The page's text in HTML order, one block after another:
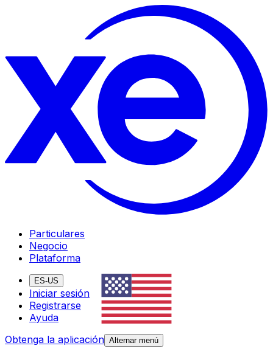
Particulares
Negocio
Plataforma
ES-US
Iniciar sesión
Registrarse
Ayuda
Obtenga la aplicación Alternar menú